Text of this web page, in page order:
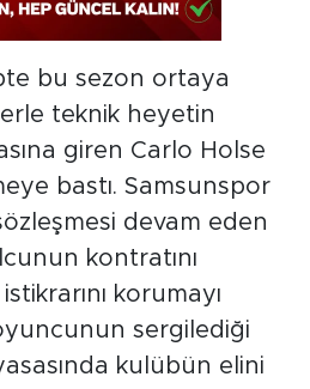
bu sezon ortaya
teknik heyetin
giren Carlo Holse
bastı. Samsunspor
devam eden
kontratını
korumayı
sergilediği
kulübün elini